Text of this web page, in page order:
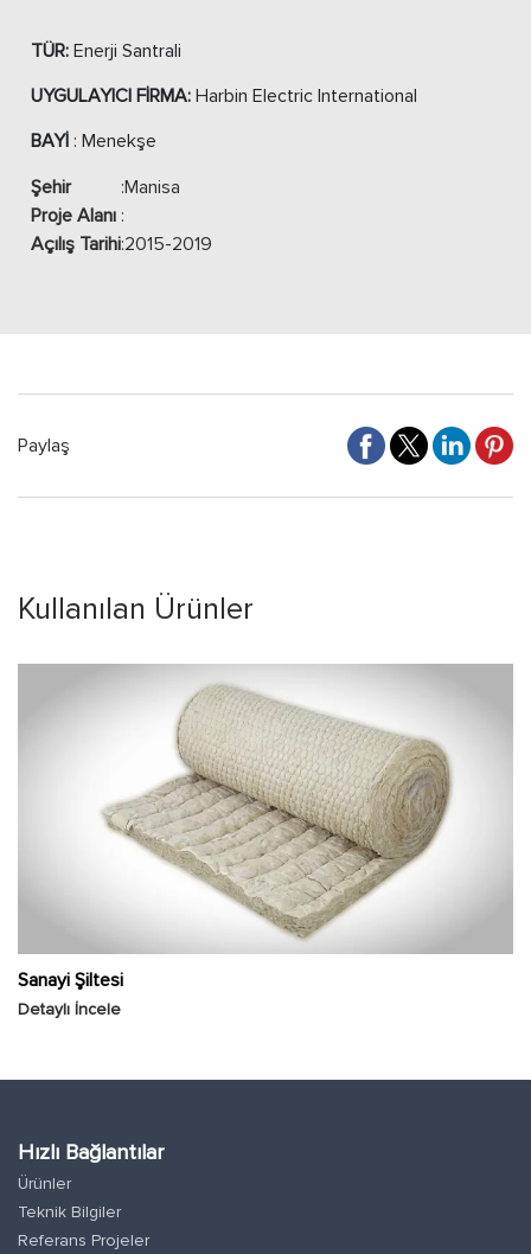
TÜR: Enerji Santrali
UYGULAYICI FİRMA: Harbin Electric International
BAYİ : Menekşe
Şehir
:Manisa
Proje Alanı :
Açılış Tarihi:2015-2019
Paylaş
Kullanılan Ürünler
Sanayi Şiltesi
Detaylı İncele
Hızlı Bağlantılar
Ürünler
Teknik Bilgiler
Referans Projeler